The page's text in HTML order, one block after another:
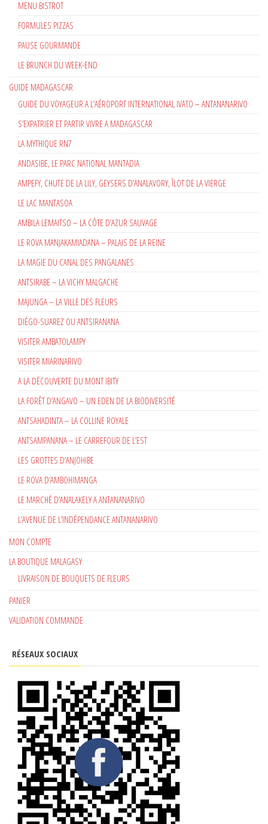
MENU BISTROT
FORMULES PIZZAS
PAUSE GOURMANDE
LE BRUNCH DU WEEK-END
GUIDE MADAGASCAR
GUIDE DU VOYAGEUR A L’AÉROPORT INTERNATIONAL IVATO – ANTANANARIVO
S’EXPATRIER ET PARTIR VIVRE A MADAGASCAR
LA MYTHIQUE RN7
ANDASIBE, LE PARC NATIONAL MANTADIA
AMPEFY, CHUTE DE LA LILY, GEYSERS D’ANALAVORY, ÎLOT DE LA VIERGE
LE LAC MANTASOA
AMBILA LEMAITSO – LA CÔTE D’AZUR SAUVAGE
LE ROVA MANJAKAMIADANA – PALAIS DE LA REINE
LA MAGIE DU CANAL DES PANGALANES
ANTSIRABE – LA VICHY MALGACHE
MAJUNGA – LA VILLE DES FLEURS
DIÉGO-SUAREZ OU ANTSIRANANA
VISITER AMBATOLAMPY
VISITER MIARINARIVO
A LA DÉCOUVERTE DU MONT IBITY
LA FORÊT D’ANGAVO – UN EDEN DE LA BIODIVERSITÉ
ANTSAHADINTA – LA COLLINE ROYALE
ANTSAMPANANA – LE CARREFOUR DE L’EST
LES GROTTES D’ANJOHIBE
LE ROVA D’AMBOHIMANGA
LE MARCHÉ D’ANALAKELY A ANTANANARIVO
L’AVENUE DE L’INDÉPENDANCE ANTANANARIVO
MON COMPTE
LA BOUTIQUE MALAGASY
LIVRAISON DE BOUQUETS DE FLEURS
PANIER
VALIDATION COMMANDE
RÉSEAUX SOCIAUX